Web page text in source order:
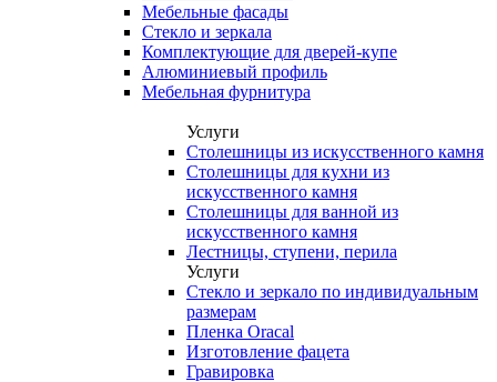
Мебельные фасады
Стекло и зеркала
Комплектующие для дверей-купе
Алюминиевый профиль
Мебельная фурнитура
Услуги
Столешницы из искусственного камня
Столешницы для кухни из
искусственного камня
Столешницы для ванной из
искусственного камня
Лестницы, ступени, перила
Услуги
Стекло и зеркало по индивидуальным
размерам
Пленка Oracal
Изготовление фацета
Гравировка